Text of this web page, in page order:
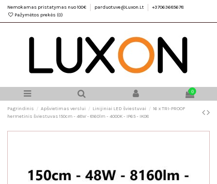
Nemokamas pristatymas nuo 100€ parduotuve@Luxon.Lt
+37063685678
Pažymėtos prekės (0)
0
Pagrindinis Apšvietimas verslui Linijiniai LED šviestuvai
16 x TRI-PROOF
hermetinis šviestuvas 150cm - 48W - 8160lm - 4000K - IP65 - IK08